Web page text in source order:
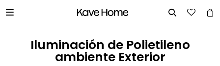
 
Iluminación de Polietileno
ambiente Exterior